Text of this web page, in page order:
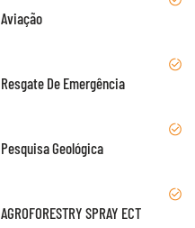
Aviação
Resgate De Emergência
Pesquisa Geológica
AGROFORESTRY SPRAY ECT